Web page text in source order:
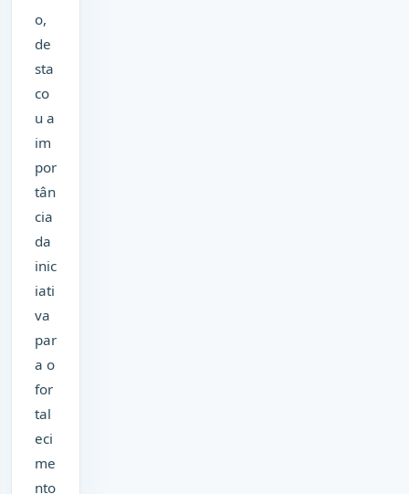
o,
de
sta
co
u a
im
por
tân
cia
da
inic
iati
va
par
a o
for
tal
eci
me
nto